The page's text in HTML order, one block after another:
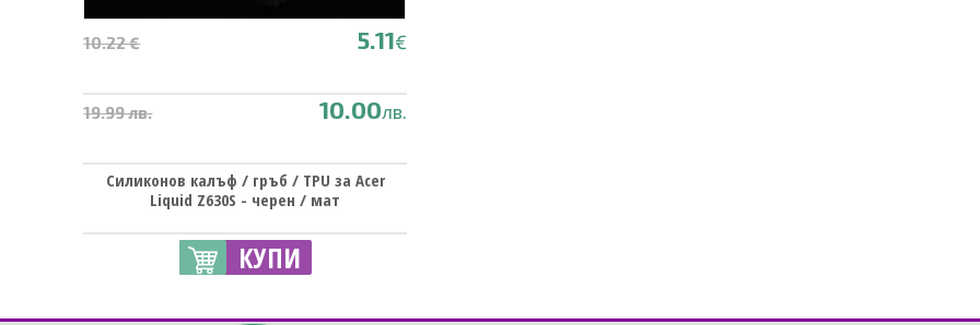
10.22 € 5.11€
19.99 лв. 10.00лв.
Силиконов калъф / гръб / TPU за Acer
Liquid Z630S - черен / мат
КУПИ